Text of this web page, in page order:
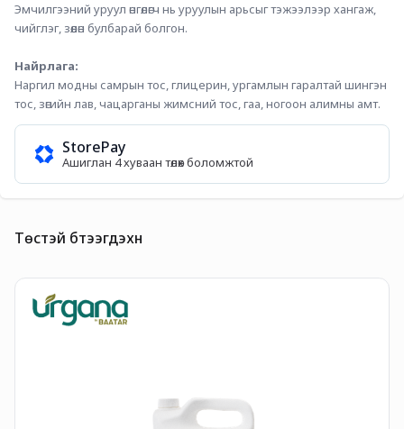
Эмчилгээний уруул өнгөлөгч нь уруулын арьсыг тэжээлээр хангаж,
чийглэг, зөөлөн булбарай болгон.
Найрлага:
Наргил модны самрын тос, глицерин, ургамлын гаралтай шингэн
тос, зөгийн лав, чацарганы жимсний тос, гаа, ногоон алимны амт.
StorePay
Ашиглан 4 хуваан төлөх боломжтой
Төстэй бүтээгдэхүүн